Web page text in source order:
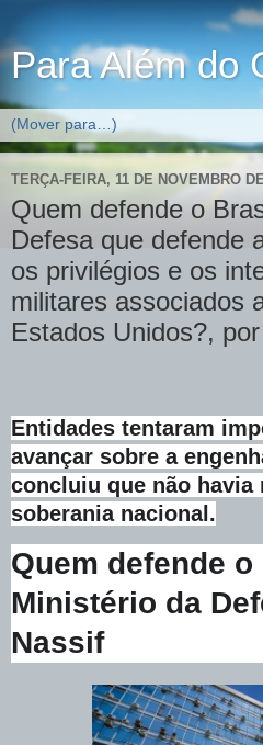
Para Além do
TERÇA-FEIRA, 11 DE NOVEMBRO
Quem defende o
Defesa que defende
os privilégios e os
militares associados
Estados Unidos?,
Entidades tentaram
avançar sobre a
concluiu que não havia
soberania nacional.
Quem defende
Ministério da
Nassif